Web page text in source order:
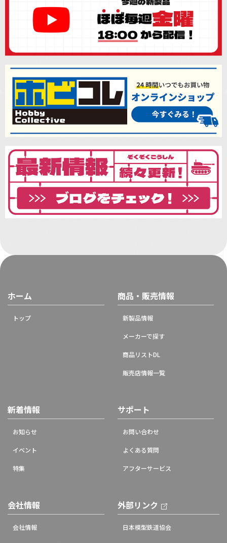
ホーム
トップ
商品・販売情報
新製品情報
メーカーで探す
商品リストDL
販売店情報一覧
新着情報
お知らせ
イベント
特集
サポート
お問い合わせ
よくある質問
アフターサービス
会社情報
会社情報
外部リンク
日本模型鉄道協会